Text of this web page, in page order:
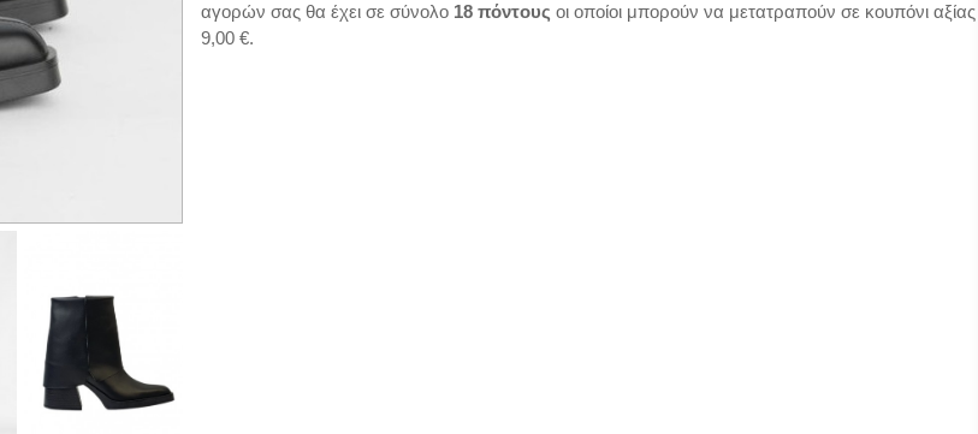
αγορών σας θα έχει σε σύνολο 18 πόντους οι οποίοι μπορούν να μετατραπούν σε κουπόνι αξίας
9,00 €.